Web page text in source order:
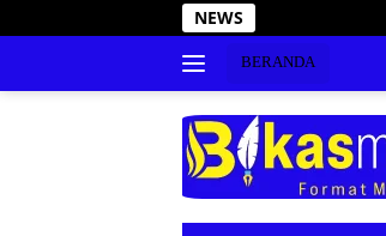
ke
NEWS
Momen Hari Adhyaksa 2026,
BERANDA